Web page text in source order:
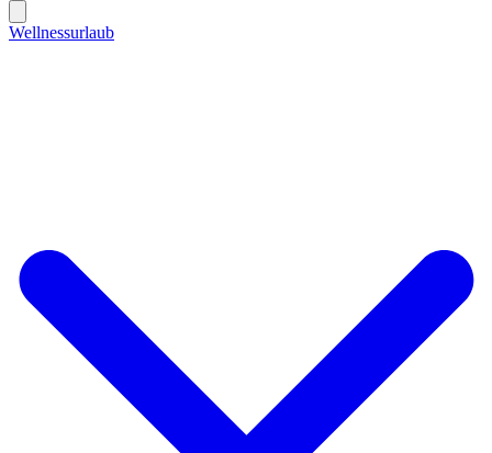
Wellnessurlaub